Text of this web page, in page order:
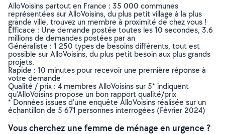
AlloVoisins partout en France : 35 000 communes
représentées sur AlloVoisins, du plus petit village à la plus
grande ville, trouvez un membre à proximité de chez vous !
Efficace : Une demande postée toutes les 10 secondes, 3.6
millions de demandes postées par an
Généraliste : 1 250 types de besoins différents, tout est
possible sur AlloVoisins, du plus petit besoin aux plus grands
projets.
Rapide : 10 minutes pour recevoir une première réponse à
votre demande
Qualité / prix : 4 membres AlloVoisins sur 5* indiquent
qu’AlloVoisins propose un bon rapport qualité/prix
* Données issues d’une enquête AlloVoisins réalisée sur un
échantillon de 5 671 personnes interrogées (Février 2024)
Vous cherchez une femme de ménage en urgence ?